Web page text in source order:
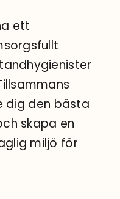
ett
dig den bästa
skapa en
miljö för